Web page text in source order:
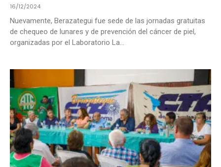
16/12/2024
Nuevamente, Berazategui fue sede de las jornadas gratuitas
de chequeo de lunares y de prevención del cáncer de piel,
organizadas por el Laboratorio La...